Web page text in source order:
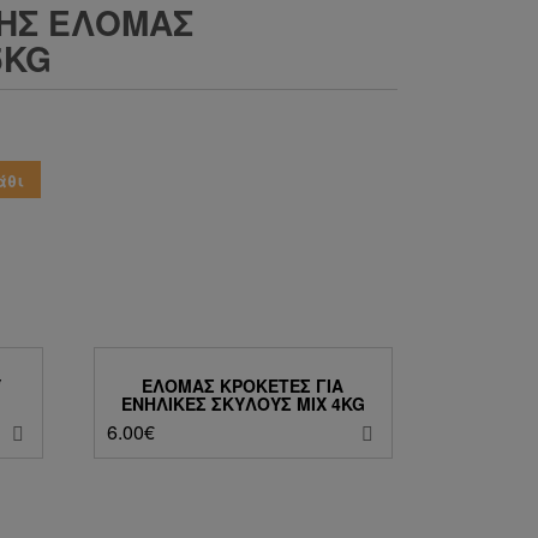
ΕΛΟΜΆΣ
ΕΛΟΜΆΣ ΚΡΟΚΈΤΕΣ ΓΙΑ
ΕΝΉΛΙΚΕΣ ΣΚΎΛΟΥΣ MIX 4KG
6.00€